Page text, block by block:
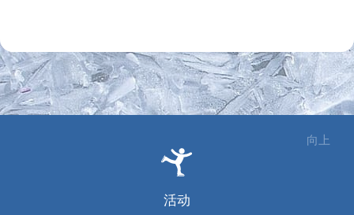
向上
活动